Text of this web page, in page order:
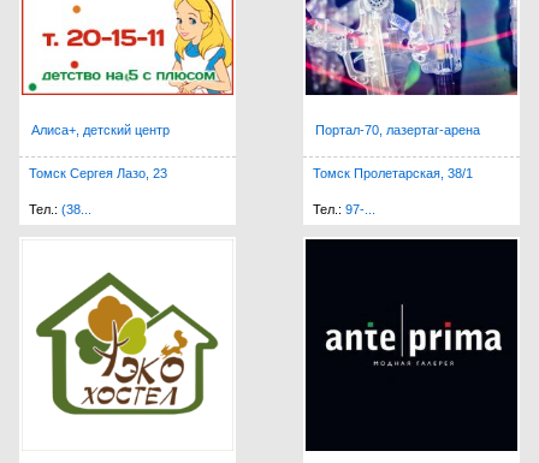
Алиса+, детский центр
Томск Сергея Лазо, 23
Тел.: (38...
Портал-70, лазертаг-арена
Томск Пролетарская, 38/1
Тел.: 97-...